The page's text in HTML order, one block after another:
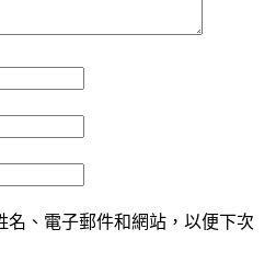
名、電子郵件和網站，以便下次